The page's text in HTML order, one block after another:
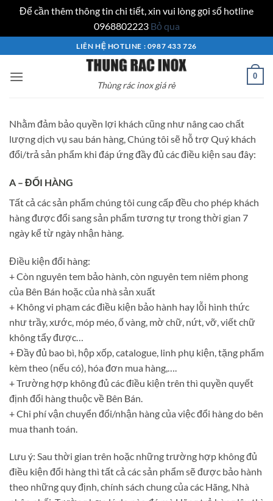
Để cần thêm thông tin chi tiết, xin vui lòng gọi số hotline
0968802223 Bỏ qua
qua
nội
LIÊN HỆ HOTLINE : 0987 433 726
Thùng rác inox giá rẻ
0
Nhằm đảm bảo quyền lợi khách cũng như nâng cao chất
lượng dịch vụ sau bán hàng, Chúng tôi sẽ hỗ trợ Quý khách
đổi/trả sản phẩm khi đáp ứng đầy đủ các điều kiện sau đây:
A – ĐỔI HÀNG
Tất cả các sản phẩm chúng tôi cung cấp đều cho phép khách
hàng được đổi sang sản phẩm tương tự trong thời gian 7
ngày kể từ ngày nhận hàng.
Điều kiện đổi hàng:
+ Còn nguyên tem bảo hành, còn nguyên tem niêm phong
của Bên Bán hoặc của nhà sản xuất
+ Không vi phạm các điều kiện bảo hành hay lỗi hình thức
như trầy, xước, móp méo, ố vàng, mờ chữ, nứt, vỡ, viết chữ
không tẩy được…
+ Đầy đủ bao bì, hộp xốp, catalogue, linh phụ kiện, tặng phẩm
kèm theo (nếu có), hóa đơn mua hàng,….
+ Trường hợp không đủ các điều kiện trên thì quyền quyết
định đổi hàng thuộc về Bên Bán.
+ Chi phí vận chuyển đổi/nhận hàng của việc đổi hàng do bên
mua thanh toán.
Lưu ý: Sau thời gian trên hoặc những trường hợp không đủ
điều kiện đổi hàng thì tất cả các sản phẩm sẽ được bảo hành
theo những quy định, chính sách chung của các Hãng, Nhà